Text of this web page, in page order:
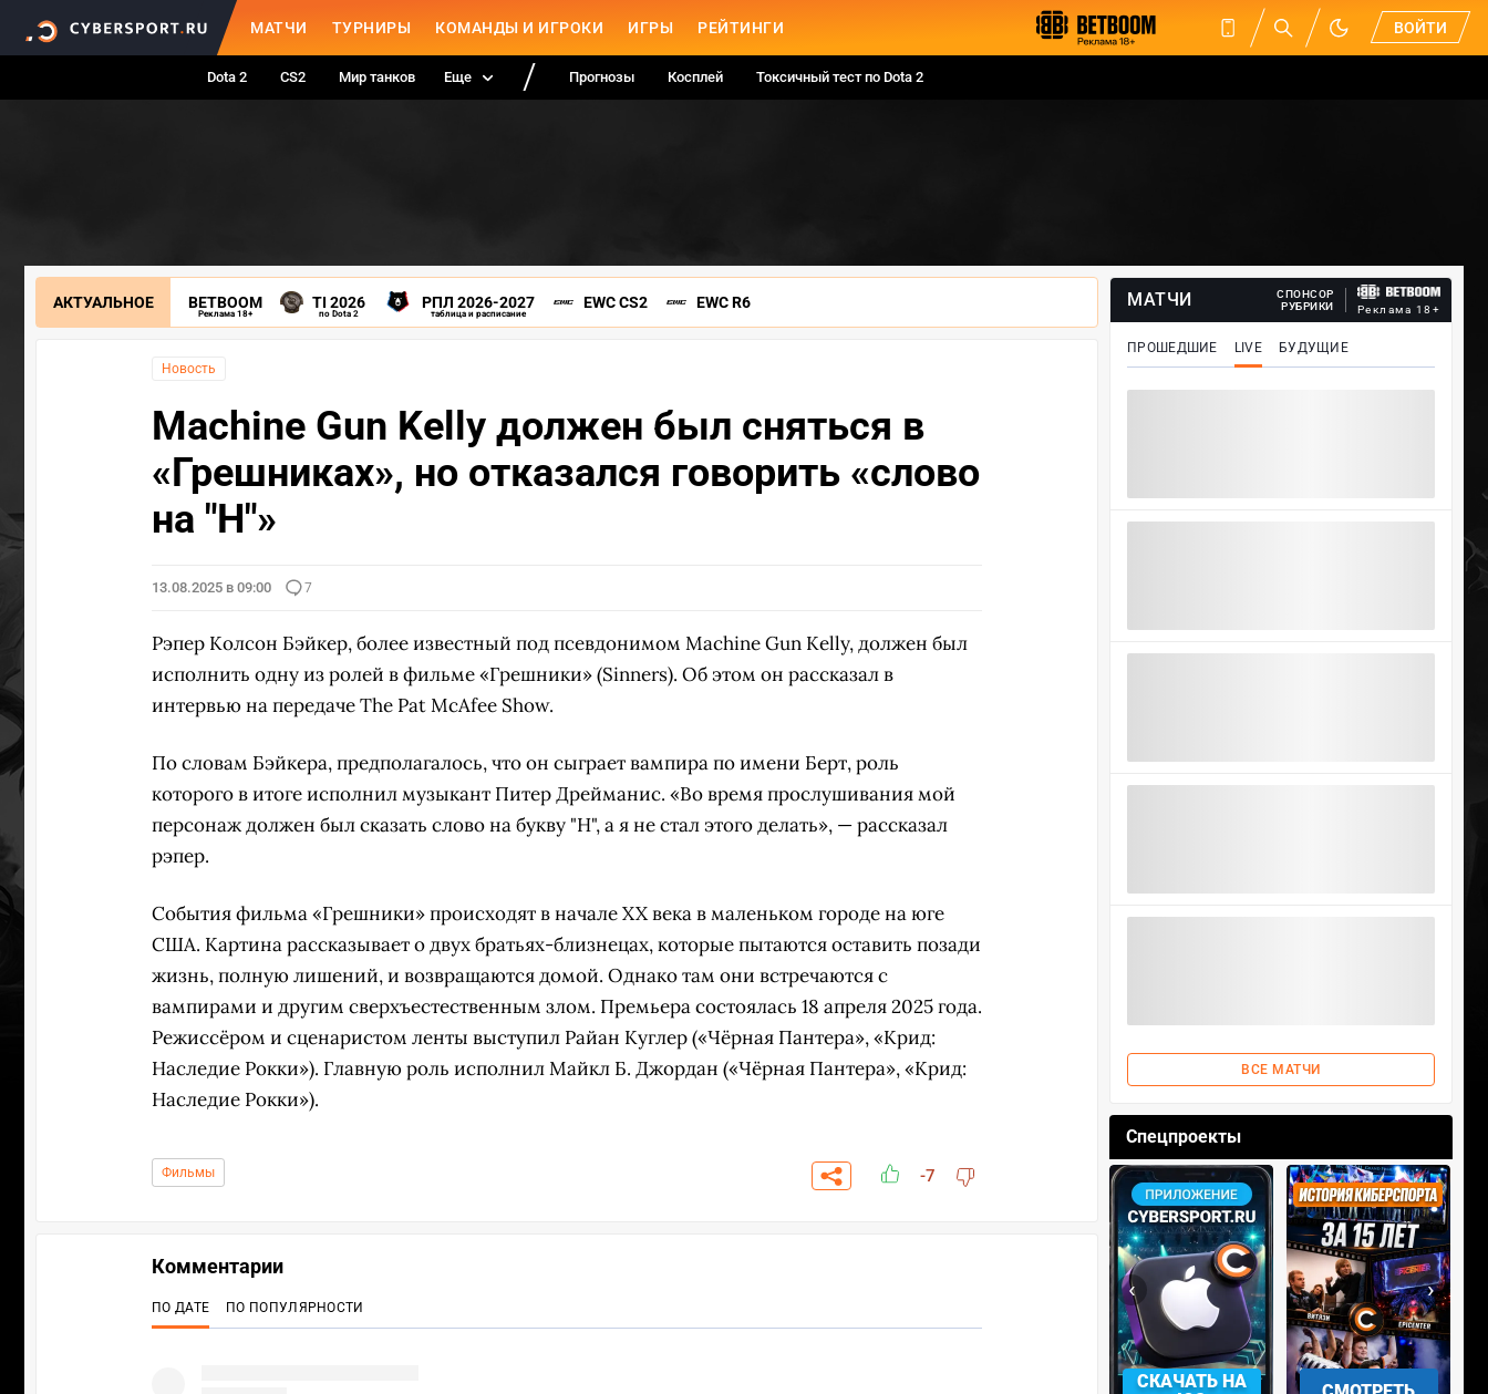
МАТЧИ ТУРНИРЫ КОМАНДЫ И ИГРОКИ ИГРЫ РЕЙТИНГИ ВОЙТИ
Dota 2 CS2 Мир танков Еще Прогнозы Косплей Токсичный тест по Dota 2
АКТУАЛЬНОЕ BETBOOM
Реклама 18+
TI 2026
по Dota 2
РПЛ 2026-2027
таблица и расписание
EWC CS2 EWC R6
Новость
Machine Gun Kelly должен был сняться в
«Грешниках», но отказался говорить «слово
на "Н"»
13.08.2025 в 09:00 7
Рэпер Колсон Бэйкер, более известный под псевдонимом Machine Gun Kelly, должен был
исполнить одну из ролей в фильме «Грешники» (Sinners). Об этом он рассказал в
интервью на передаче The Pat McAfee Show.
По словам Бэйкера, предполагалось, что он сыграет вампира по имени Берт, роль
которого в итоге исполнил музыкант Питер Дрейманис. «Во время прослушивания мой
персонаж должен был сказать слово на букву "Н", а я не стал этого делать», — рассказал
рэпер.
События фильма «Грешники» происходят в начале XX века в маленьком городе на юге
США. Картина рассказывает о двух братьях-близнецах, которые пытаются оставить позади
жизнь, полную лишений, и возвращаются домой. Однако там они встречаются с
вампирами и другим сверхъестественным злом. Премьера состоялась 18 апреля 2025 года.
Режиссёром и сценаристом ленты выступил Райан Куглер («Чёрная Пантера», «Крид:
Наследие Рокки»). Главную роль исполнил Майкл Б. Джордан («Чёрная Пантера», «Крид:
Наследие Рокки»).
Фильмы -7
МАТЧИ
СПОНСОР
РУБРИКИ
Реклама 18+
ПРОШЕДШИЕ LIVE БУДУЩИЕ
ВСЕ МАТЧИ
Спецпроекты
‹ ›
Комментарии
ПО ДАТЕ ПО ПОПУЛЯРНОСТИ